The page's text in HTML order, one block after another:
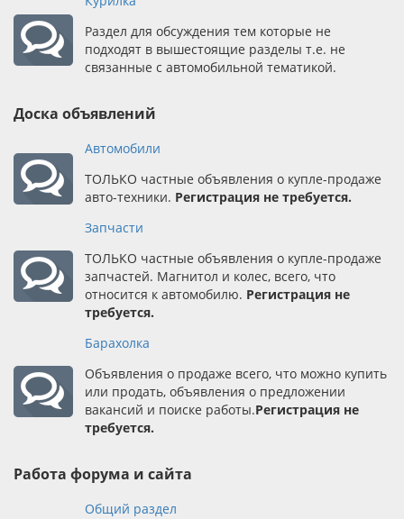
Раздел для обсуждения тем которые не
подходят в вышестоящие разделы т.е. не
связанные с автомобильной тематикой.
Доска объявлений
Автомобили
ТОЛЬКО частные объявления о купле-продаже
авто-техники. Регистрация не требуется.
Запчасти
ТОЛЬКО частные объявления о купле-продаже
запчастей. Магнитол и колес, всего, что
относится к автомобилю. Регистрация не
требуется.
Барахолка
Объявления о продаже всего, что можно купить
или продать, объявления о предложении
вакансий и поиске работы.Регистрация не
требуется.
Работа форума и сайта
Общий раздел